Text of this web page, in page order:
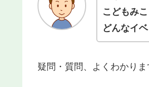
こどもみこ
どんなイ
疑問・質問、よくわかりま